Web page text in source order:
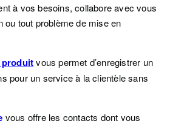
à vos besoins, collabore avec vous
ou tout problème de mise en
vous permet d’enregistrer un
pour un service à la clientèle sans
vous offre les contacts dont vous